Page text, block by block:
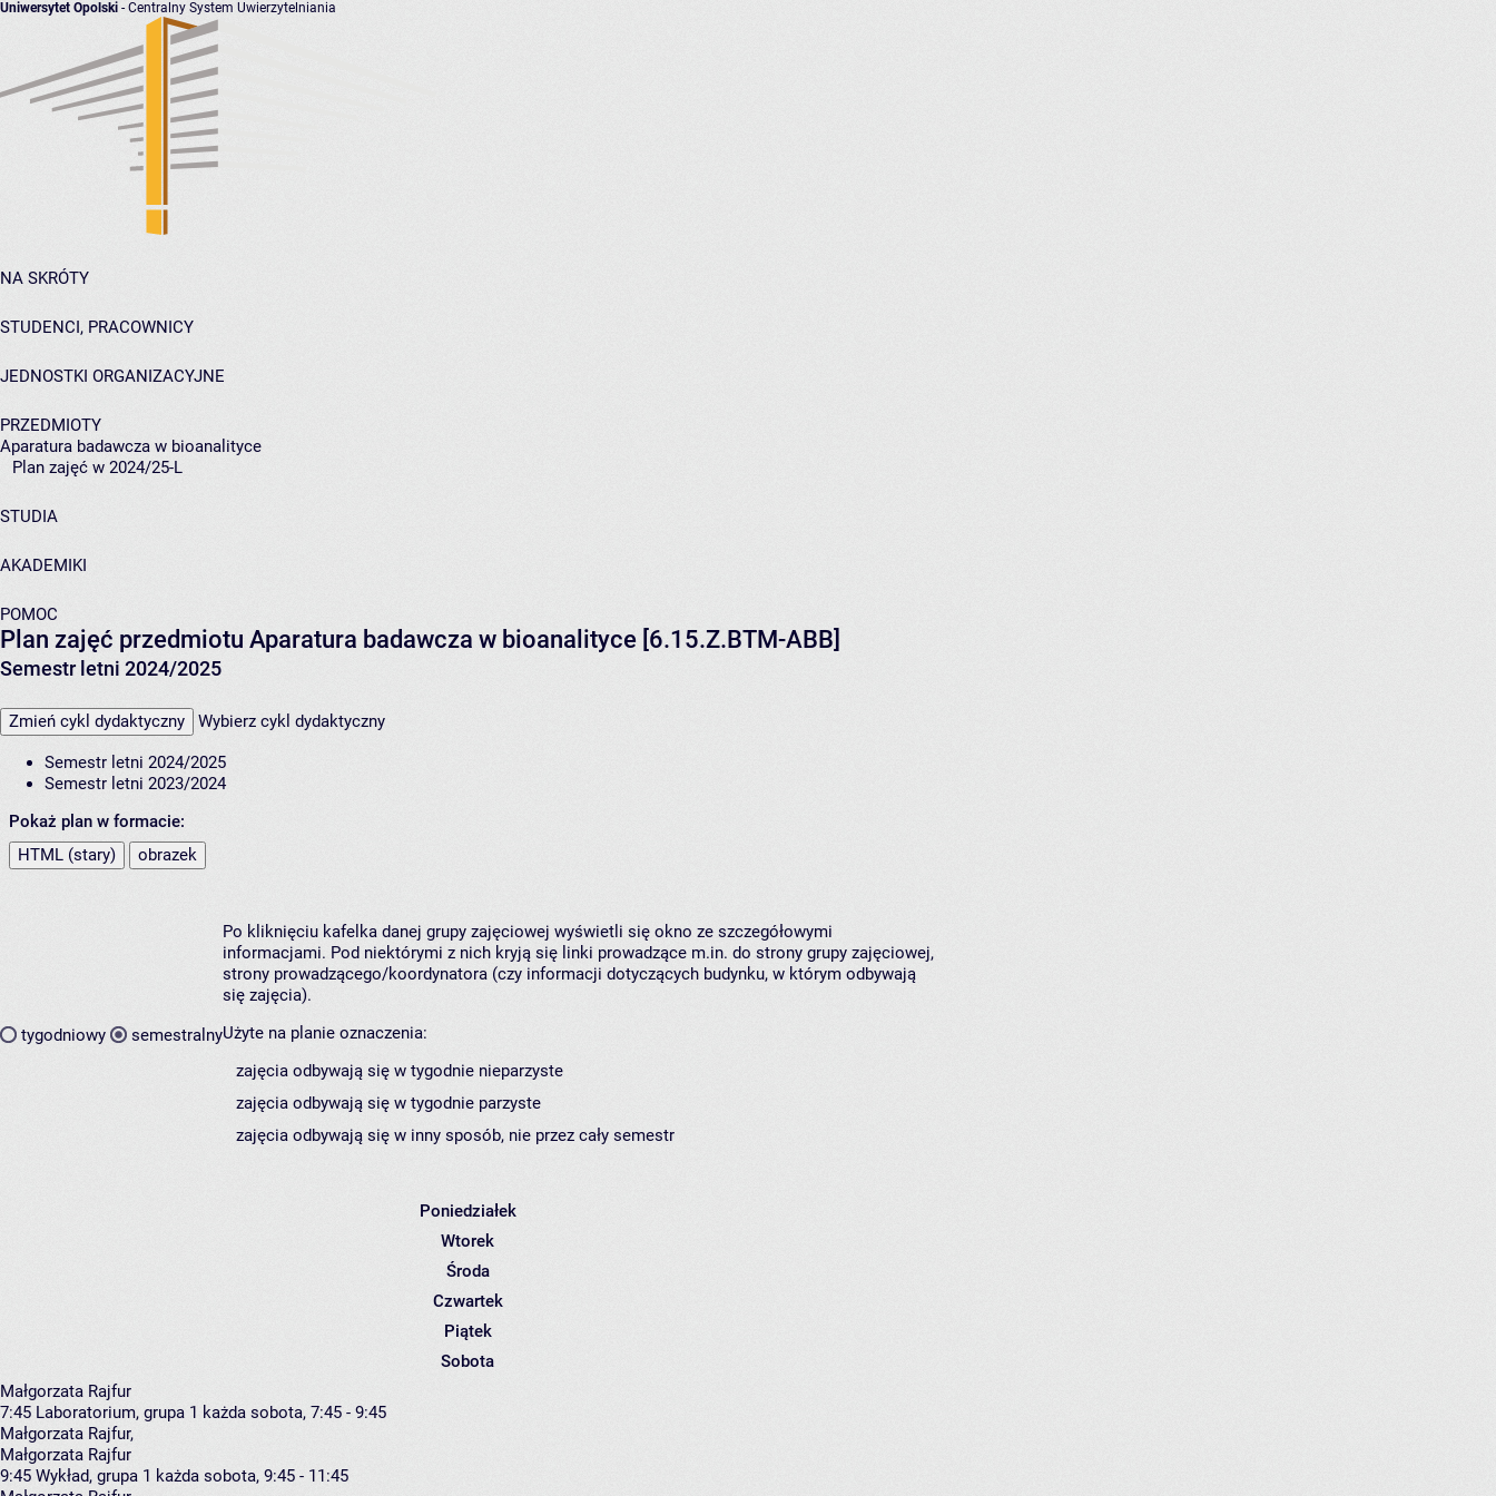
Uniwersytet Opolski - Centralny System Uwierzytelniania
NA SKRÓTY
STUDENCI, PRACOWNICY
JEDNOSTKI ORGANIZACYJNE
PRZEDMIOTY
Aparatura badawcza w bioanalityce
Plan zajęć w 2024/25-L
STUDIA
AKADEMIKI
POMOC
Plan zajęć przedmiotu Aparatura badawcza w bioanalityce [6.15.Z.BTM-ABB]
Semestr letni 2024/2025
Zmień cykl dydaktyczny Wybierz cykl dydaktyczny
Semestr letni 2024/2025
Semestr letni 2023/2024
Pokaż plan w formacie:
HTML (stary)
obrazek
tygodniowy semestralny
Po kliknięciu kafelka danej grupy zajęciowej wyświetli się okno ze szczegółowymi
informacjami. Pod niektórymi z nich kryją się linki prowadzące m.in. do strony grupy zajęciowej,
strony prowadzącego/koordynatora (czy informacji dotyczących budynku, w którym odbywają
się zajęcia).
Użyte na planie oznaczenia:
zajęcia odbywają się w tygodnie nieparzyste
zajęcia odbywają się w tygodnie parzyste
zajęcia odbywają się w inny sposób, nie przez cały semestr
Poniedziałek
Wtorek
Środa
Czwartek
Piątek
Sobota
Małgorzata Rajfur
7:45 Laboratorium, grupa 1 każda sobota, 7:45 - 9:45
Małgorzata Rajfur,
Małgorzata Rajfur
9:45 Wykład, grupa 1 każda sobota, 9:45 - 11:45